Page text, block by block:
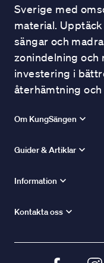
Sverige med
material.
sängar och
zonindelning och
investering i
återhämtning
Om KungSängen
Guider & Artiklar
Information
Kontakta oss